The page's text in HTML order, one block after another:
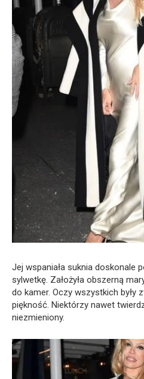
Jej wspaniała suknia doskonale
sylwetkę. Założyła obszerną
do kamer. Oczy wszystkich były
piękność. Niektórzy nawet
niezmieniony.